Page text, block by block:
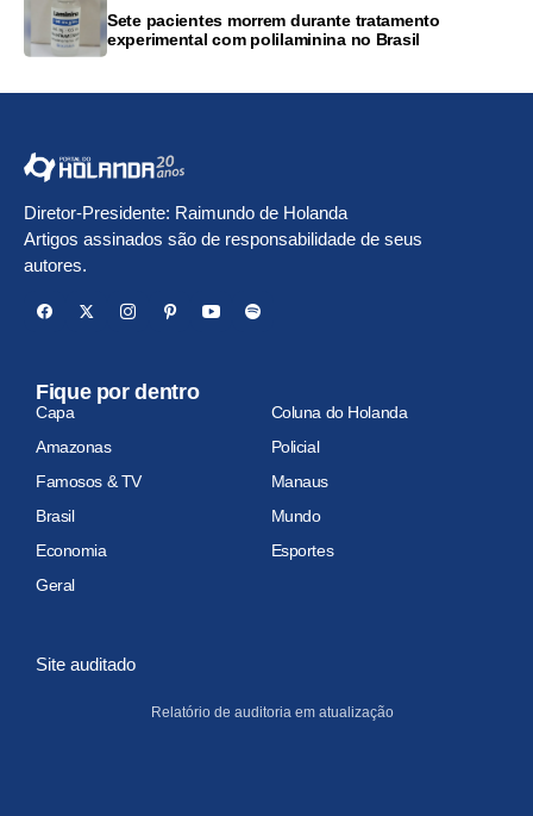
Sete pacientes morrem durante tratamento
experimental com polilaminina no Brasil
Diretor-Presidente: Raimundo de Holanda
Artigos assinados são de responsabilidade de seus
autores.
Fique por dentro
Capa
Coluna do Holanda
Amazonas
Policial
Famosos & TV
Manaus
Brasil
Mundo
Economia
Esportes
Geral
Site auditado
Relatório de auditoria em atualização